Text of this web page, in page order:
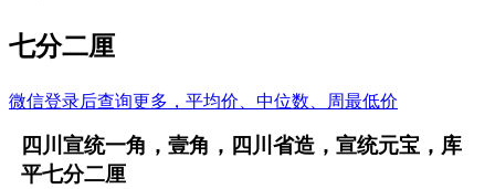
七分二厘
微信登录后查询更多，平均价、中位数、周最低价
四川宣统一角，壹角，四川省造，宣统元宝，库
平七分二厘